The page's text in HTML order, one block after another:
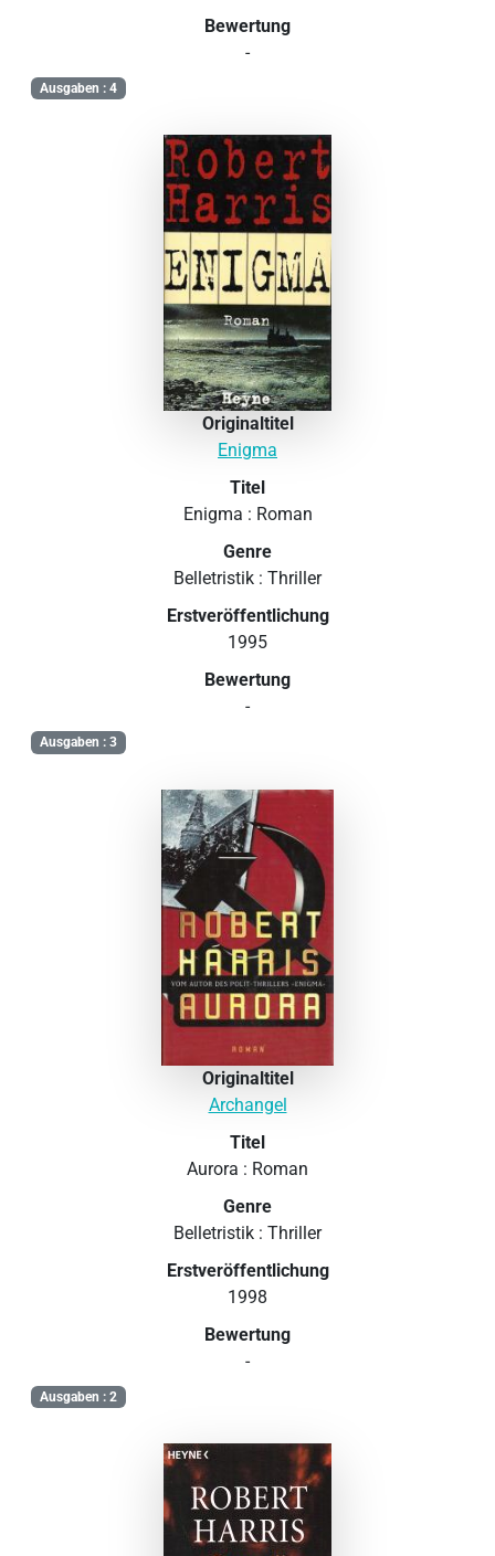
Bewertung
-
Ausgaben : 4
Originaltitel
Enigma
Titel
Enigma : Roman
Genre
Belletristik : Thriller
Erstveröffentlichung
1995
Bewertung
-
Ausgaben : 3
Originaltitel
Archangel
Titel
Aurora : Roman
Genre
Belletristik : Thriller
Erstveröffentlichung
1998
Bewertung
-
Ausgaben : 2